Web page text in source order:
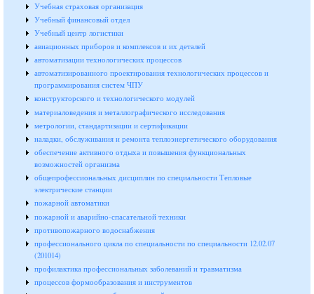
Учебная страховая организация
Учебный финансовый отдел
Учебный центр логистики
авиационных приборов и комплексов и их деталей
автоматизации технологических процессов
автоматизированного проектирования технологических процессов и
программирования систем ЧПУ
конструкторского и технологического модулей
материаловедения и металлографического исследования
метрологии, стандартизации и сертификации
наладки, обслуживания и ремонта теплоэнергетического оборудования
обеспечение активного отдыха и повышения функциональных
возможностей организма
общепрофессиональных дисциплин по специальности Тепловые
электрические станции
пожарной автоматики
пожарной и аварийно-спасательной техники
противопожарного водоснабжения
профессионального цикла по специальности по специальности 12.02.07
(201014)
профилактика профессиональных заболеваний и травматизма
процессов формообразования и инструментов